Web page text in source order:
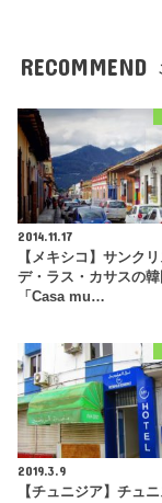
RECOMMEND
2014.11.17
【メキシコ】サンク
デ・ラス・カサスの
「Casa mu…
2019.3.9
【チュニジア】チュ